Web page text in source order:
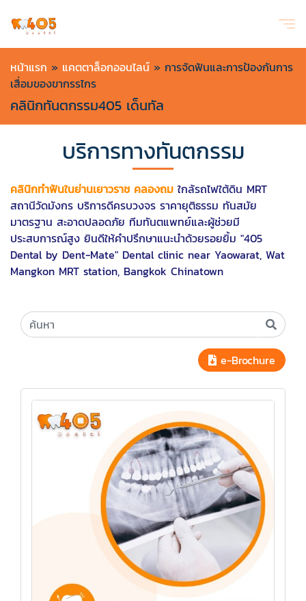
หน้าแรก » แคตตาล็อกออนไลน์ » การจัดฟันและการป้องกันการ
เสื่อมของขากรรไกร
คลินิกทันตกรรม405 เด็นทัล
บริการทางทันตกรรม
คลินิกทำฟันในย่านเยาวราช คลองถม ใกล้รถไฟใต้ดิน MRT
สถานีวัดมังกร บริการดีครบวงจร ราคายุติธรรม ทันสมัย
มาตรฐาน สะอาดปลอดภัย ทีมทันตแพทย์และผู้ช่วยมี
ประสบการณ์สูง ยินดีให้คำปรึกษาแนะนำด้วยรอยยิ้ม "405
Dental by Dent-Mate" Dental clinic near Yaowarat, Wat
Mangkon MRT station, Bangkok Chinatown
e-Brochure